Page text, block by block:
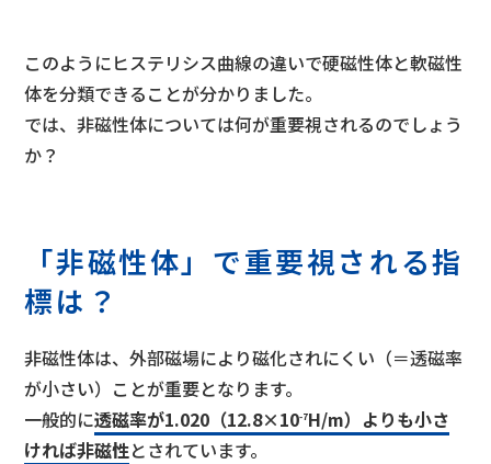
このようにヒステリシス曲線の違いで硬磁性体と軟磁性
体を分類できることが分かりました。
では、非磁性体については何が重要視されるのでしょう
か？
「非磁性体」で重要視される指
標は？
非磁性体は、外部磁場により磁化されにくい（＝透磁率
が小さい）ことが重要となります。
一般的に透磁率が1.020（12.8×10-7H/m）よりも小さ
ければ非磁性とされています。